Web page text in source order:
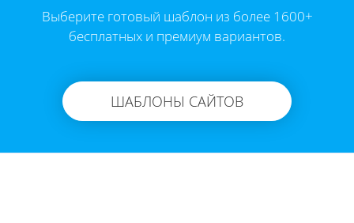
Выберите готовый шаблон из более 1600+
бесплатных и премиум вариантов.
ШАБЛОНЫ САЙТОВ